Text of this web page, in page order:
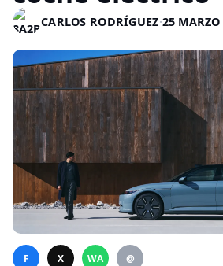
CARLOS RODRÍGUEZ·25 MARZO
F X WA @